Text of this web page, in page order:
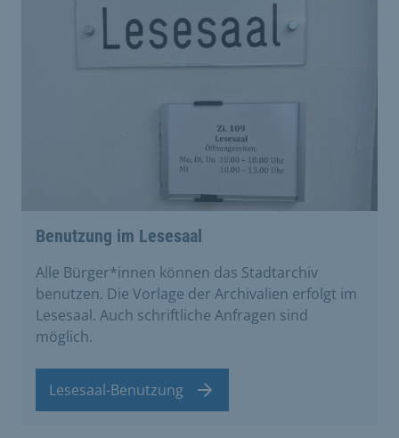
Benutzung im Lesesaal
Alle Bürger*innen können das Stadtarchiv
benutzen. Die Vorlage der Archivalien erfolgt im
Lesesaal. Auch schriftliche Anfragen sind
möglich.
Lesesaal-Benutzung